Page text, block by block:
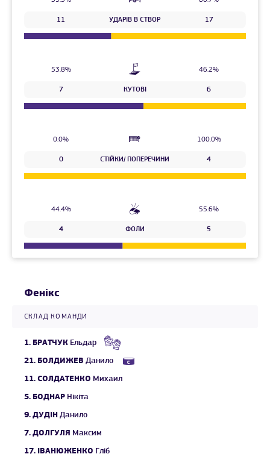
11 УДАРІВ В СТВОР 17
53.8% 46.2%
7 КУТОВІ 6
0.0% 100.0%
0 СТІЙКИ/ ПОПЕРЕЧИНИ 4
44.4% 55.6%
4 ФОЛИ 5
Фенікс
СКЛАД КОМАНДИ
1. БРАТЧУК Ельдар
21. БОЛДИЖЕВ Данило
11. СОЛДАТЕНКО Михаил
5. БОДНАР Нікіта
9. ДУДІН Данило
7. ДОЛГУЛЯ Максим
17. ІВАНЮЖЕНКО Гліб